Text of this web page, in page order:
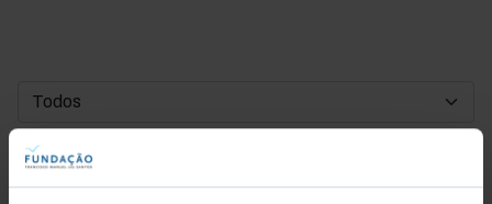
DATA DE INÍCIO